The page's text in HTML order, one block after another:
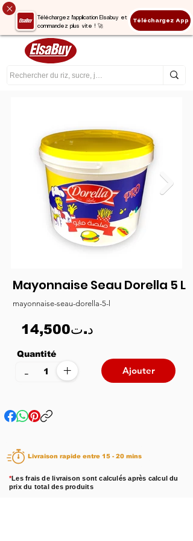
Téléchargez l'application Elsabuy et
commandez plus vite ! 🚀
Téléchargez App
Mayonnaise Seau Dorella 5 L
mayonnaise-seau-dorella-5-l
14,500د.ت
Quantité
+
- Ajouter
Livraison rapide entre 15 - 20 mins
*Les frais de livraison sont calculés après calcul du
prix du total des produits